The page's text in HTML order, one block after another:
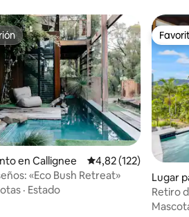
de 5. 299 evaluaciones
en Callignee Calificación
4,82 (122)
«Eco Bush Retreat»
· Estado
Lugar
sman
Retiro
vistas